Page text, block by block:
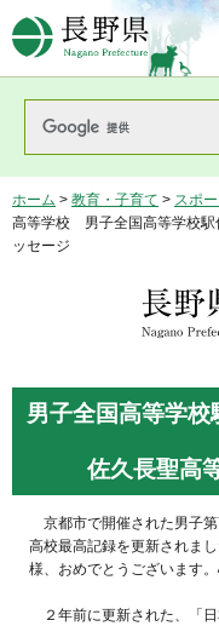
長野県
ホーム > 教育・子育て > スポ
高等学校 男子全国高等学校駅
ッセージ
長野県教
男子全国高等学
佐久長聖高
京都市で開催された男子
高校最高記録を更新されま
様、おめでとうございます
２年前に更新された、「